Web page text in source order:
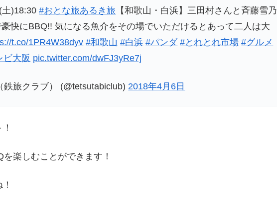
土)18:30#おとな旅あるき旅 【和歌山・白浜】三田村さんと斉藤雪乃
快にBBQ!! 気になる魚介をその場でいただけるとあって二人は大
t.co/1PR4W38dyv #和歌山 #白浜 #パンダ #とれとれ市場 #グルメ
ビ大阪 pic.twitter.com/dwFJ3yRe7j
旅クラブ） (@tetsutabiclub) 2018年4月6日
楽しむことができます！